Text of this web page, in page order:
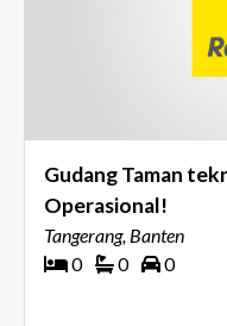
Gudang Taman
Operasional!
Tangerang, Banten
0
0 0